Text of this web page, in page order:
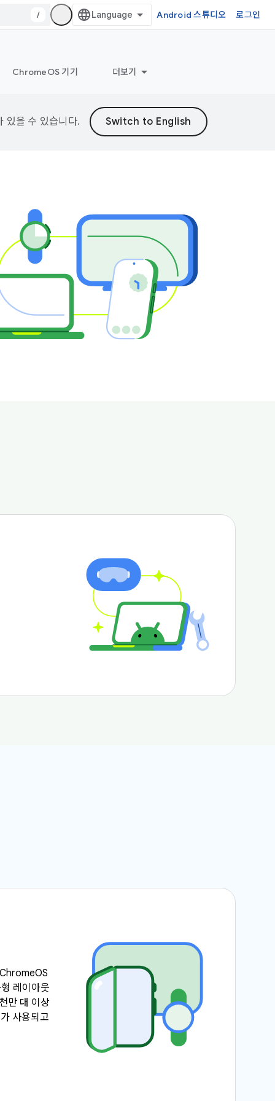
/ Android 스튜디오 로그인
ChromeOS 기기 더보기
있을 수 있습니다.
레이아웃
만 대 이상
사용되고